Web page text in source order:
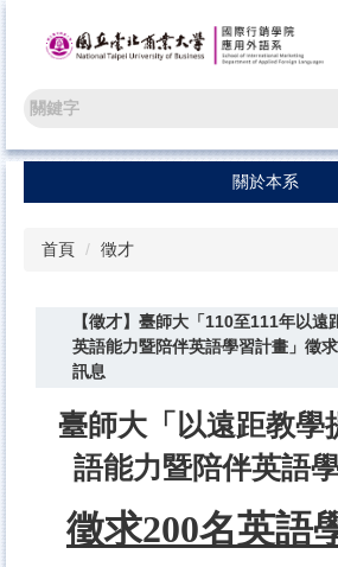
區
關於本系
最新消息 News
新生專區 Freshmen
學術活動 Events
學生活動 Activities
高教深耕 Sprout Project
首頁 徵才
【徵才】臺師大「110至111年以遠
英語能力暨陪伴英語學習計畫」徵
訊息
臺師大「以遠距教學
語能力暨陪伴英語
徵求200名英語